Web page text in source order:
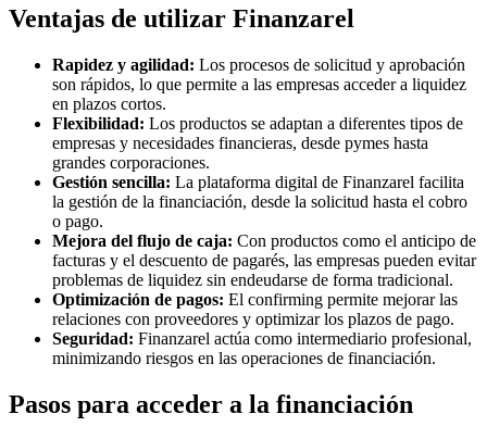
Ventajas de utilizar Finanzarel
Rapidez y agilidad: Los procesos de solicitud y aprobación
son rápidos, lo que permite a las empresas acceder a liquidez
en plazos cortos.
Flexibilidad: Los productos se adaptan a diferentes tipos de
empresas y necesidades financieras, desde pymes hasta
grandes corporaciones.
Gestión sencilla: La plataforma digital de Finanzarel facilita
la gestión de la financiación, desde la solicitud hasta el cobro
o pago.
Mejora del flujo de caja: Con productos como el anticipo de
facturas y el descuento de pagarés, las empresas pueden evitar
problemas de liquidez sin endeudarse de forma tradicional.
Optimización de pagos: El confirming permite mejorar las
relaciones con proveedores y optimizar los plazos de pago.
Seguridad: Finanzarel actúa como intermediario profesional,
minimizando riesgos en las operaciones de financiación.
Pasos para acceder a la financiación